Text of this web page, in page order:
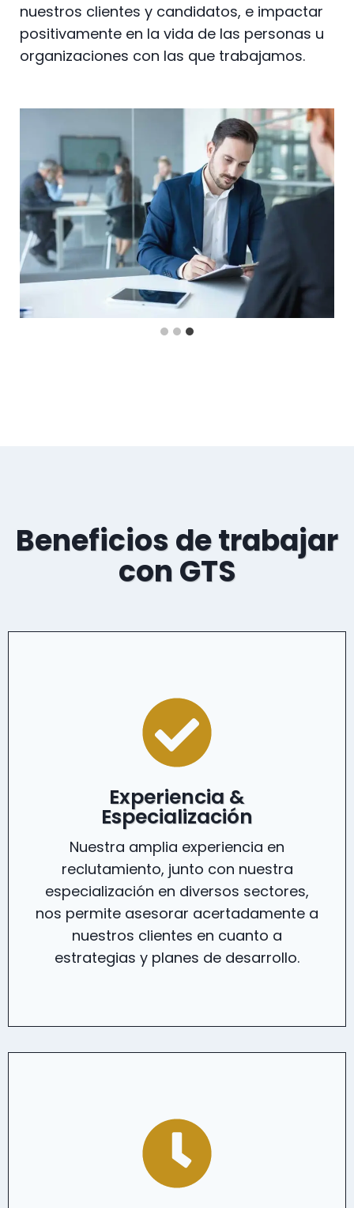
nuestros clientes y candidatos, e impactar
positivamente en la vida de las personas u
organizaciones con las que trabajamos.
Beneficios de trabajar
con GTS
Experiencia &
Especialización
Nuestra amplia experiencia en
reclutamiento, junto con nuestra
especialización en diversos sectores,
nos permite asesorar acertadamente a
nuestros clientes en cuanto a
estrategias y planes de desarrollo.